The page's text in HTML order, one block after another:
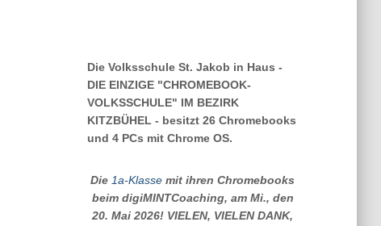
Die Volksschule St. Jakob in Haus -
DIE EINZIGE "CHROMEBOOK-
VOLKSSCHULE" IM BEZIRK
KITZBÜHEL - besitzt 26 Chromebooks
und 4 PCs mit Chrome OS.
Die 1a-Klasse mit ihren Chromebooks
beim digiMINTCoaching, am Mi., den
20. Mai 2026! VIELEN, VIELEN DANK,